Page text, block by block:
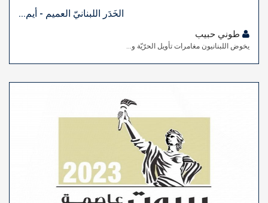
الخَدَر اللبنانيّ العميم - أيم...
يخوض اللبنانيون مغامرات تأويل الحرّيّة و...